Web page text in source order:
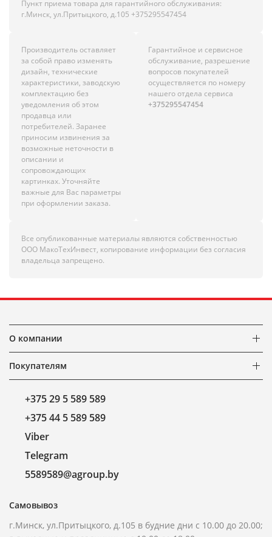
Пункт приема товара для гарантийного обслуживания:
г.Минск, ул.Притыцкого, д.105 +375295547454
Производитель оставляет
за собой право изменять
дизайн, технические
характеристики, заводскую
комплектацию без
уведомления об этом
продавца или
потребителей. Заранее
приносим извинения за
возможные неточности в
описании и
сопровождающих
картинках. Уточняйте
важные для Вас параметры
при оформлении заказа.
Гарантийное и сервисное
обслуживание, разрешение
вопросов покупателей
осуществляется по номеру
нашего отдела сервиса
+375295547454
Все опубликованные материалы являются собственностью
ООО МакоТехИнвест, копирование информации без согласия
владельца запрещено.
О компании
Покупателям
+375 29 5 589 589
+375 44 5 589 589
Viber
Telegram
5589589@agroup.by
Самовывоз
г.Минск, ул.Притыцкого, д.105 в будние дни с 10.00 до 20.00;